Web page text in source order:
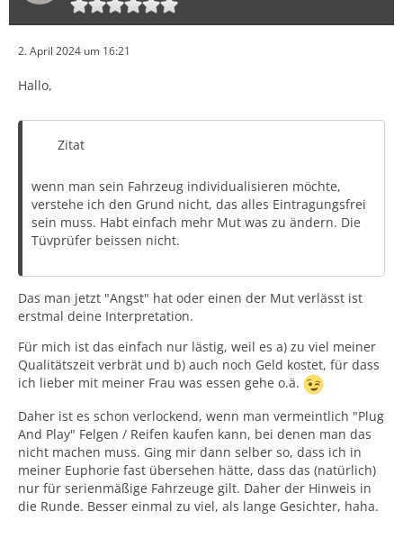
2. April 2024 um 16:21
Hallo,
Zitat
wenn man sein Fahrzeug individualisieren möchte,
verstehe ich den Grund nicht, das alles Eintragungsfrei
sein muss. Habt einfach mehr Mut was zu ändern. Die
Tüvprüfer beissen nicht.
Das man jetzt "Angst" hat oder einen der Mut verlässt ist
erstmal deine Interpretation.
Für mich ist das einfach nur lästig, weil es a) zu viel meiner
Qualitätszeit verbrät und b) auch noch Geld kostet, für dass
ich lieber mit meiner Frau was essen gehe o.ä.
Daher ist es schon verlockend, wenn man vermeintlich "Plug
And Play" Felgen / Reifen kaufen kann, bei denen man das
nicht machen muss. Ging mir dann selber so, dass ich in
meiner Euphorie fast übersehen hätte, dass das (natürlich)
nur für serienmäßige Fahrzeuge gilt. Daher der Hinweis in
die Runde. Besser einmal zu viel, als lange Gesichter, haha.